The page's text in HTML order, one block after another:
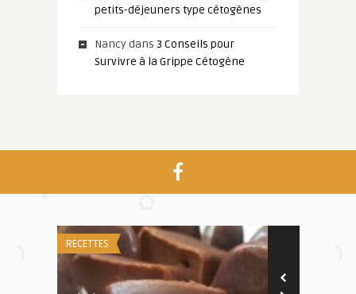
petits-déjeuners type cétogènes
Nancydans 3 Conseils pour
Survivre à la Grippe Cétogène
RECETTES